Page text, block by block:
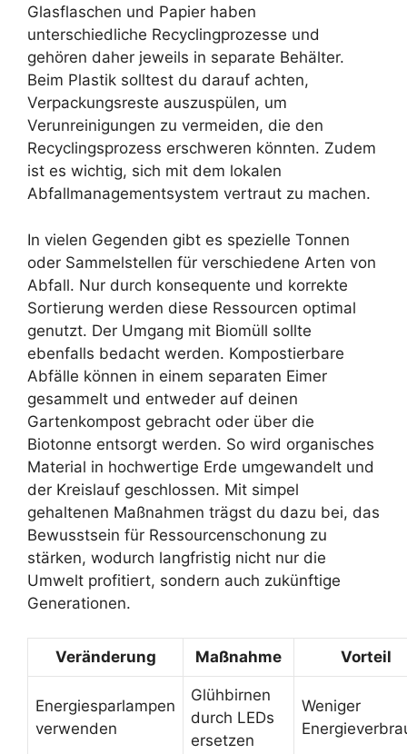
Glasflaschen und Papier haben
unterschiedliche Recyclingprozesse und
gehören daher jeweils in separate Behälter.
Beim Plastik solltest du darauf achten,
Verpackungsreste auszuspülen, um
Verunreinigungen zu vermeiden, die den
Recyclingsprozess erschweren könnten. Zudem
ist es wichtig, sich mit dem lokalen
Abfallmanagementsystem vertraut zu machen.
In vielen Gegenden gibt es spezielle Tonnen
oder Sammelstellen für verschiedene Arten von
Abfall. Nur durch konsequente und korrekte
Sortierung werden diese Ressourcen optimal
genutzt. Der Umgang mit Biomüll sollte
ebenfalls bedacht werden. Kompostierbare
Abfälle können in einem separaten Eimer
gesammelt und entweder auf deinen
Gartenkompost gebracht oder über die
Biotonne entsorgt werden. So wird organisches
Material in hochwertige Erde umgewandelt und
der Kreislauf geschlossen. Mit simpel
gehaltenen Maßnahmen trägst du dazu bei, das
Bewusstsein für Ressourcenschonung zu
stärken, wodurch langfristig nicht nur die
Umwelt profitiert, sondern auch zukünftige
Generationen.
Veränderung Maßnahme Vorteil
Energiesparlampen
verwenden
Glühbirnen
durch LEDs
ersetzen
Weniger